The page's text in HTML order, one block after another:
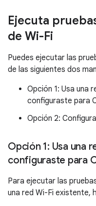
Ejecuta
de Wi-Fi
Puedes ejecutar las
de las siguientes dos
Opción 1: Usa una
configuraste para
Opción 2:
Opción 1: Usa una
configuraste para
Para ejecutar las
una red Wi-Fi existente,